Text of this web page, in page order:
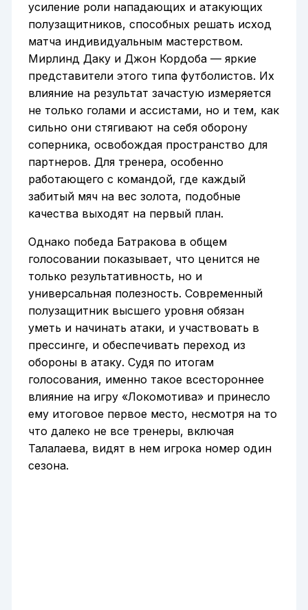
усиление роли нападающих и атакующих
полузащитников, способных решать исход
матча индивидуальным мастерством.
Мирлинд Даку и Джон Кордоба — яркие
представители этого типа футболистов. Их
влияние на результат зачастую измеряется
не только голами и ассистами, но и тем, как
сильно они стягивают на себя оборону
соперника, освобождая пространство для
партнеров. Для тренера, особенно
работающего с командой, где каждый
забитый мяч на вес золота, подобные
качества выходят на первый план.
Однако победа Батракова в общем
голосовании показывает, что ценится не
только результативность, но и
универсальная полезность. Современный
полузащитник высшего уровня обязан
уметь и начинать атаки, и участвовать в
прессинге, и обеспечивать переход из
обороны в атаку. Судя по итогам
голосования, именно такое всестороннее
влияние на игру «Локомотива» и принесло
ему итоговое первое место, несмотря на то
что далеко не все тренеры, включая
Талалаева, видят в нем игрока номер один
сезона.